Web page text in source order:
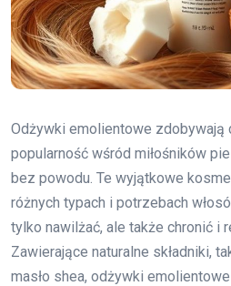
Odżywki emolientowe zdobywają
popularność wśród miłośników
bez powodu. Te wyjątkowe
różnych typach i potrzebach
tylko nawilżać, ale także chronić i
Zawierające naturalne składniki,
masło shea, odżywki